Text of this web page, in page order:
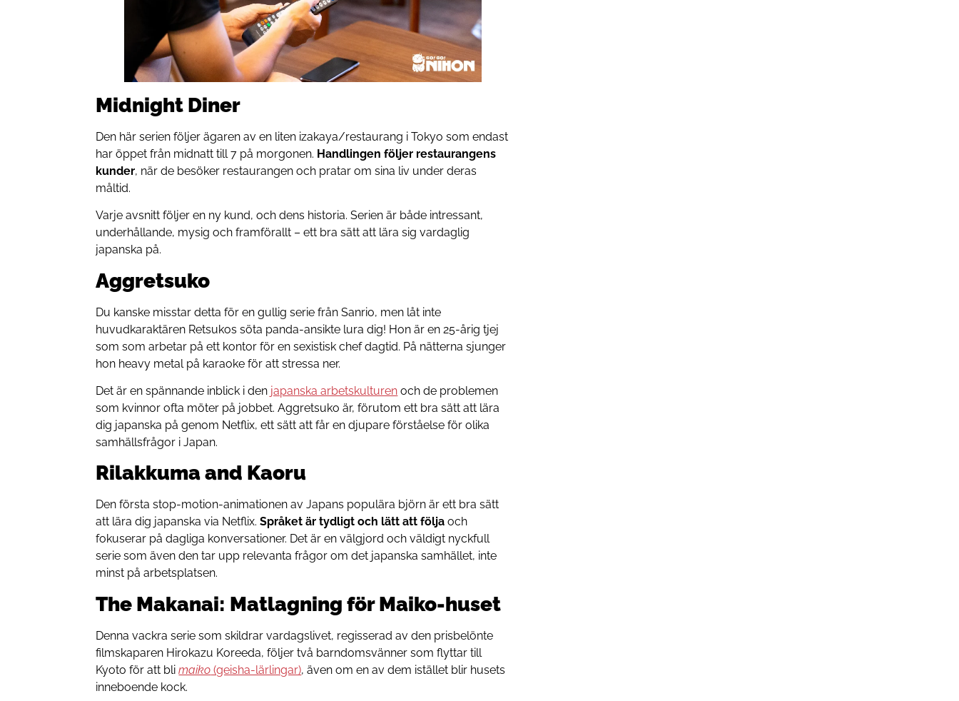
Midnight Diner
Den här serien följer ägaren av en liten izakaya/restaurang i Tokyo som endast
har öppet från midnatt till 7 på morgonen. Handlingen följer restaurangens
kunder, när de besöker restaurangen och pratar om sina liv under deras
måltid.
Varje avsnitt följer en ny kund, och dens historia. Serien är både intressant,
underhållande, mysig och framförallt – ett bra sätt att lära sig vardaglig
japanska på.
Aggretsuko
Du kanske misstar detta för en gullig serie från Sanrio, men låt inte
huvudkaraktären Retsukos söta panda-ansikte lura dig! Hon är en 25-årig tjej
som som arbetar på ett kontor för en sexistisk chef dagtid. På nätterna sjunger
hon heavy metal på karaoke för att stressa ner.
Det är en spännande inblick i den japanska arbetskulturen och de problemen
som kvinnor ofta möter på jobbet. Aggretsuko är, förutom ett bra sätt att lära
dig japanska på genom Netflix, ett sätt att får en djupare förståelse för olika
samhällsfrågor i Japan.
Rilakkuma and Kaoru
Den första stop-motion-animationen av Japans populära björn är ett bra sätt
att lära dig japanska via Netflix.Språket är tydligt och lätt att följa och
fokuserar på dagliga konversationer. Det är en välgjord och väldigt nyckfull
serie som även den tar upp relevanta frågor om det japanska samhället, inte
minst på arbetsplatsen.
The Makanai: Matlagning för Maiko-huset
Denna vackra serie som skildrar vardagslivet, regisserad av den prisbelönte
filmskaparen Hirokazu Koreeda, följer två barndomsvänner som flyttar till
Kyoto för att blimaiko (geisha-lärlingar), även om en av dem istället blir husets
inneboende kock.